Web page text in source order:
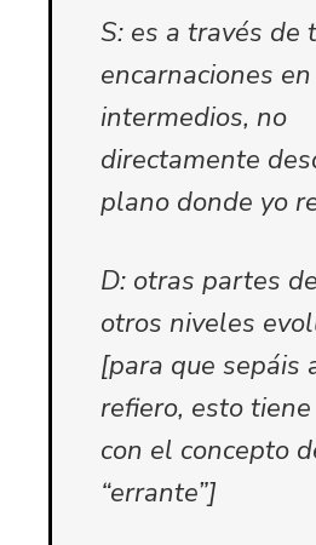
S: es a través de
encarnaciones
intermedios, no
directamente
plano donde yo
D: otras partes
otros niveles
[para que sepáis
refiero, esto
con el concepto
“errante”]